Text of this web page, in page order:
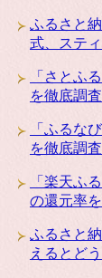
ふるさと
式、ステ
「さとふ
を徹底調
「ふるな
を徹底調
「楽天ふ
の還元率
ふるさと
えるとど